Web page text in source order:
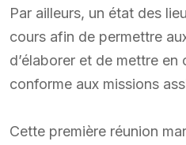
Par ailleurs, un état des
cours afin de permettre
d’élaborer et de mettre
conforme aux missions
Cette première réunion